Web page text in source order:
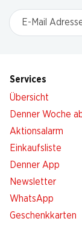
E-Mail Adresse
Services
Übersicht
Denner Woche
Aktionsalarm
Einkaufsliste
Denner App
Newsletter
WhatsApp
Geschenkkarten